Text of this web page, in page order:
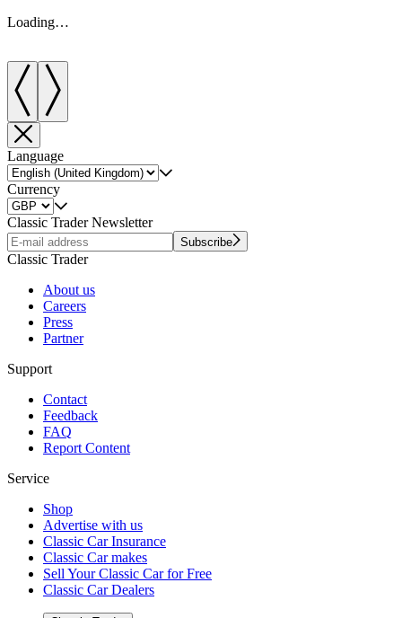
Loading…
Language
Currency
Classic Trader Newsletter
Subscribe
Classic Trader
About us
Careers
Press
Partner
Support
Contact
Feedback
FAQ
Report Content
Service
Shop
Advertise with us
Classic Car Insurance
Classic Car makes
Sell Your Classic Car for Free
Classic Car Dealers